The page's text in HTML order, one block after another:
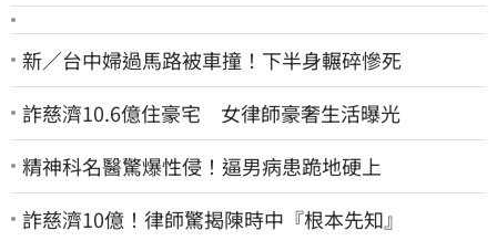
新／台中婦過馬路被車撞！下半身輾碎慘死
詐慈濟10.6億住豪宅 女律師豪奢生活曝光
精神科名醫驚爆性侵！逼男病患跪地硬上
詐慈濟10億！律師驚揭陳時中『根本先知』